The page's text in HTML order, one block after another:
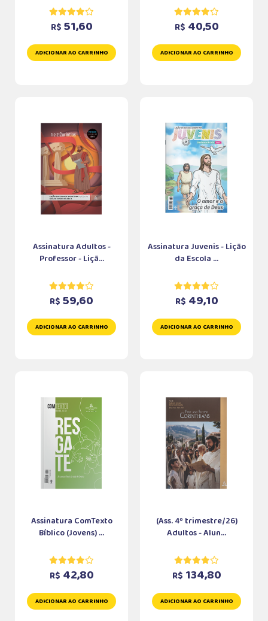
R$ 51,60
ADICIONAR AO CARRINHO
R$ 40,50
ADICIONAR AO CARRINHO
Assinatura Adultos -
Professor - Liçã...
R$ 59,60
ADICIONAR AO CARRINHO
Assinatura Juvenis - Lição
da Escola ...
R$ 49,10
ADICIONAR AO CARRINHO
Assinatura ComTexto
Bíblico (Jovens) ...
R$ 42,80
ADICIONAR AO CARRINHO
(Ass. 4º trimestre/26)
Adultos - Alun...
R$ 134,80
ADICIONAR AO CARRINHO